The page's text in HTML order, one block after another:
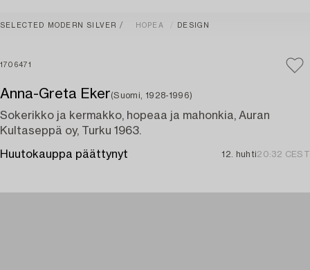
SELECTED MODERN SILVER HOPEA DESIGN
1706471
Anna-Greta Eker(Suomi, 1928-1996)
Sokerikko ja kermakko, hopeaa ja mahonkia, Auran
Kultaseppä oy, Turku 1963.
Huutokauppa päättynyt 12. huhti20:32 CEST